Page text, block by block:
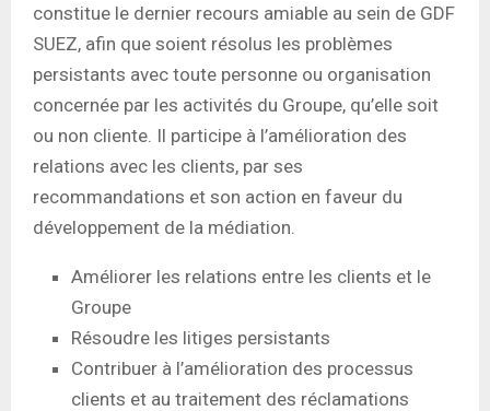
constitue le dernier recours amiable au sein de GDF
SUEZ, afin que soient résolus les problèmes
persistants avec toute personne ou organisation
concernée par les activités du Groupe, qu’elle soit
ou non cliente. Il participe à l’amélioration des
relations avec les clients, par ses
recommandations et son action en faveur du
développement de la médiation.
Améliorer les relations entre les clients et le
Groupe
Résoudre les litiges persistants
Contribuer à l’amélioration des processus
clients et au traitement des réclamations